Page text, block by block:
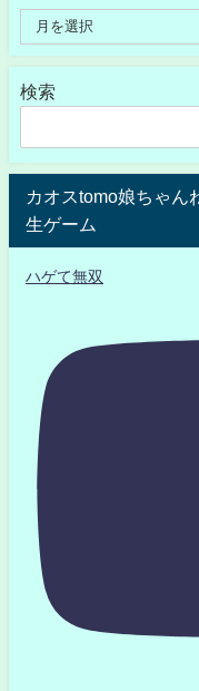
検索
カオスtomo娘ちゃん
生ゲーム
ハゲて無双